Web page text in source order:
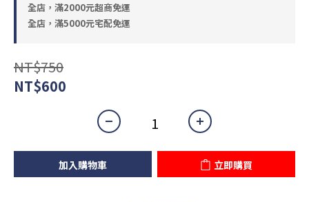
全店，滿2000元超商免運
全店，滿5000元宅配免運
NT$750
NT$600
加入購物車 立即購買